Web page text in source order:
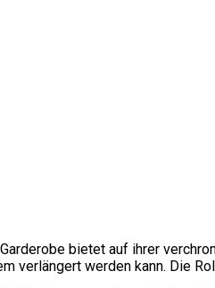
bietet auf ihrer
verlängert werden kann. Die